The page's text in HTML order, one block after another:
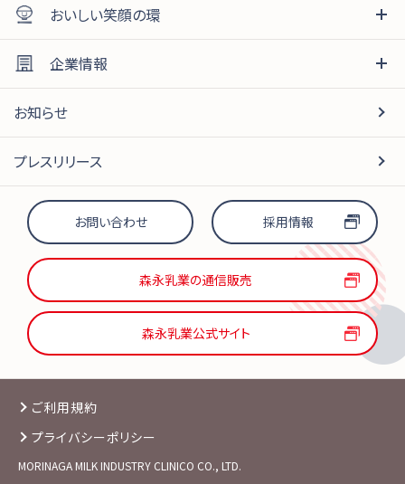
おいしい笑顔の環
企業情報
お知らせ
プレスリリース
お問い合わせ 採用情報
森永乳業の通信販売
森永乳業公式サイト
ご利用規約
プライバシーポリシー
MORINAGA MILK INDUSTRY CLINICO CO., LTD.